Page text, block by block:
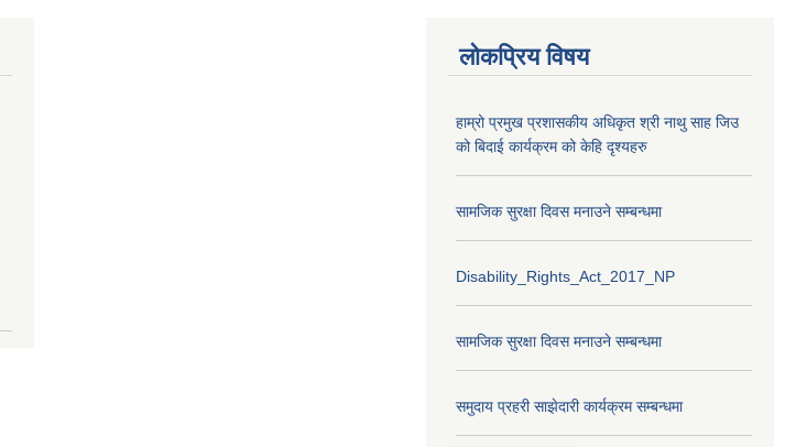
लोकप्रिय विषय
हाम्रो प्रमुख प्रशासकीय अधिकृत श्री नाथु साह जिउ
को बिदाई कार्यक्रम को केहि दृश्यहरु
सामजिक सुरक्षा दिवस मनाउने सम्बन्धमा
Disability_Rights_Act_2017_NP
सामजिक सुरक्षा दिवस मनाउने सम्बन्धमा
समुदाय प्रहरी साझेदारी कार्यक्रम सम्बन्धमा